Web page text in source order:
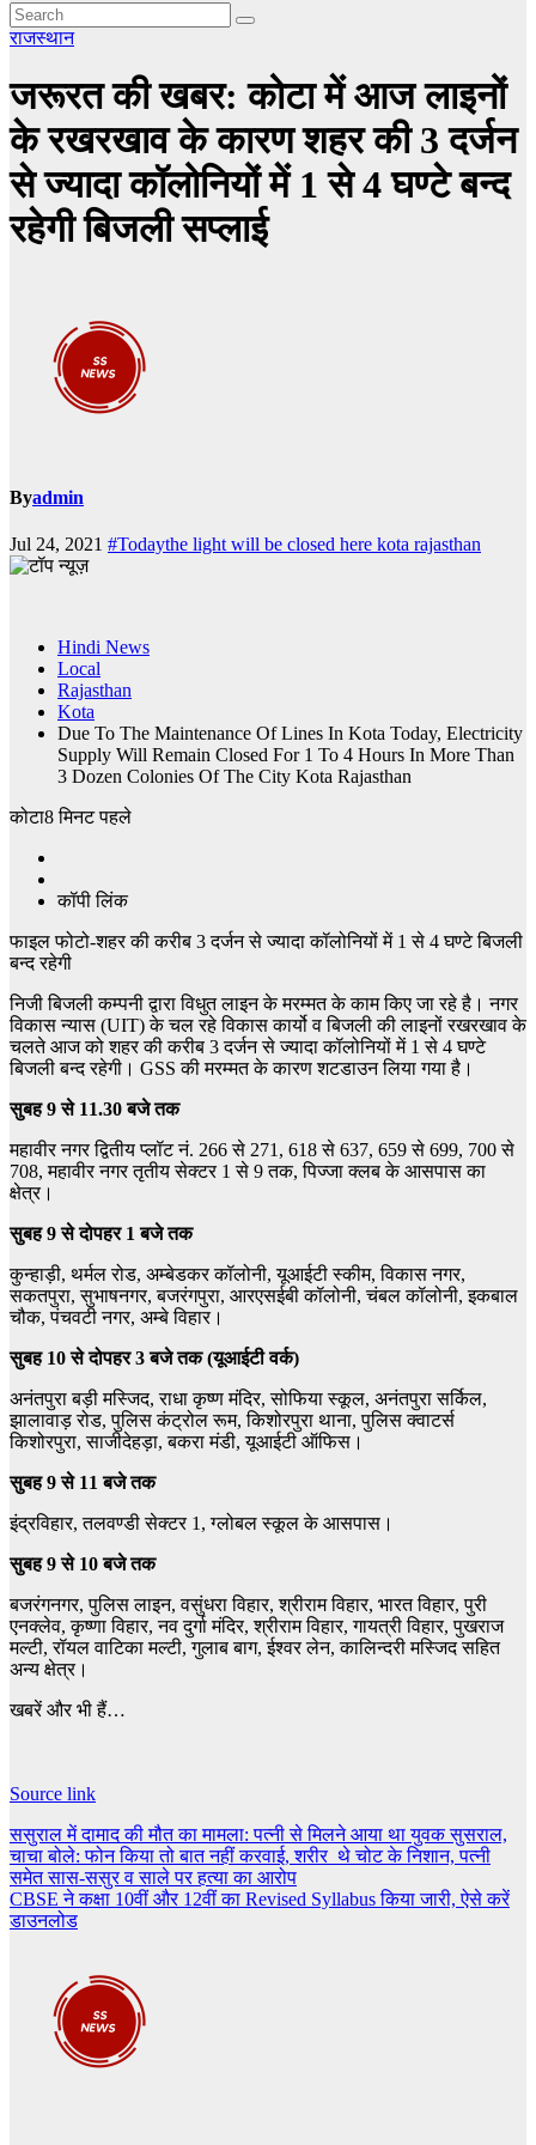
राजस्थान
जरूरत की खबर: कोटा में आज लाइनों
के रखरखाव के कारण शहर की 3 दर्जन
से ज्यादा कॉलोनियों में 1 से 4 घण्टे बन्द
रहेगी बिजली सप्लाई
Byadmin
Jul 24, 2021 #Todaythe light will be closed here kota rajasthan
Hindi News
Local
Rajasthan
Kota
Due To The Maintenance Of Lines In Kota Today, Electricity
Supply Will Remain Closed For 1 To 4 Hours In More Than
3 Dozen Colonies Of The City Kota Rajasthan
कोटा8 मिनट पहले
कॉपी लिंक
फाइल फोटो-शहर की करीब 3 दर्जन से ज्यादा कॉलोनियों में 1 से 4 घण्टे बिजली
बन्द रहेगी
निजी बिजली कम्पनी द्वारा विधुत लाइन के मरम्मत के काम किए जा रहे है। नगर
विकास न्यास (UIT) के चल रहे विकास कार्यो व बिजली की लाइनों रखरखाव के
चलते आज को शहर की करीब 3 दर्जन से ज्यादा कॉलोनियों में 1 से 4 घण्टे
बिजली बन्द रहेगी। GSS की मरम्मत के कारण शटडाउन लिया गया है।
सुबह 9 से 11.30 बजे तक
महावीर नगर द्वितीय प्लॉट नं. 266 से 271, 618 से 637, 659 से 699, 700 से
708, महावीर नगर तृतीय सेक्टर 1 से 9 तक, पिज्जा क्लब के आसपास का
क्षेत्र।
सुबह 9 से दोपहर 1 बजे तक
कुन्हाड़ी, थर्मल रोड, अम्बेडकर कॉलोनी, यूआईटी स्कीम, विकास नगर,
सकतपुरा, सुभाषनगर, बजरंगपुरा, आरएसईबी कॉलोनी, चंबल कॉलोनी, इकबाल
चौक, पंचवटी नगर, अम्बे विहार।
सुबह 10 से दोपहर 3 बजे तक (यूआईटी वर्क)
अनंतपुरा बड़ी मस्जिद, राधा कृष्ण मंदिर, सोफिया स्कूल, अनंतपुरा सर्किल,
झालावाड़ रोड, पुलिस कंट्रोल रूम, किशोरपुरा थाना, पुलिस क्वाटर्स
किशोरपुरा, साजीदेहड़ा, बकरा मंडी, यूआईटी ऑफिस।
सुबह 9 से 11 बजे तक
इंद्रविहार, तलवण्डी सेक्टर 1, ग्लोबल स्कूल के आसपास।
सुबह 9 से 10 बजे तक
बजरंगनगर, पुलिस लाइन, वसुंधरा विहार, श्रीराम विहार, भारत विहार, पुरी
एनक्लेव, कृष्णा विहार, नव दुर्गा मंदिर, श्रीराम विहार, गायत्री विहार, पुखराज
मल्टी, रॉयल वाटिका मल्टी, गुलाब बाग, ईश्वर लेन, कालिन्दरी मस्जिद सहित
अन्य क्षेत्र।
खबरें और भी हैं…
Source link
Post
navigation
ससुराल में दामाद की मौत का मामला: पत्नी से मिलने आया था युवक सुसराल,
चाचा बोले: फोन किया तो बात नहीं करवाई, शरीर थे चोट के निशान, पत्नी
समेत सास-ससुर व साले पर हत्या का आरोप
CBSE ने कक्षा 10वीं और 12वीं का Revised Syllabus किया जारी, ऐसे करें
डाउनलोड